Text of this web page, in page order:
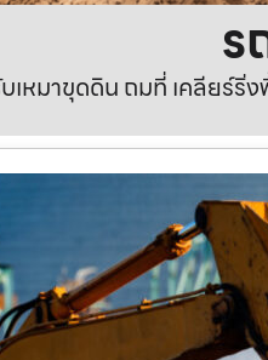
ร
เหมาขุดดิน ถมที่ เคลียร์ริ่